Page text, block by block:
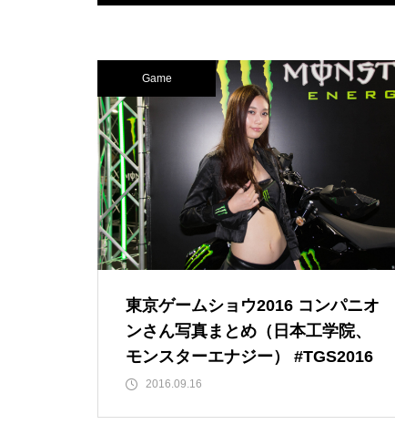
Game
東京ゲームショウ2016 コンパニオ
ンさん写真まとめ（日本工学院、
モンスターエナジー） #TGS2016
2016.09.16